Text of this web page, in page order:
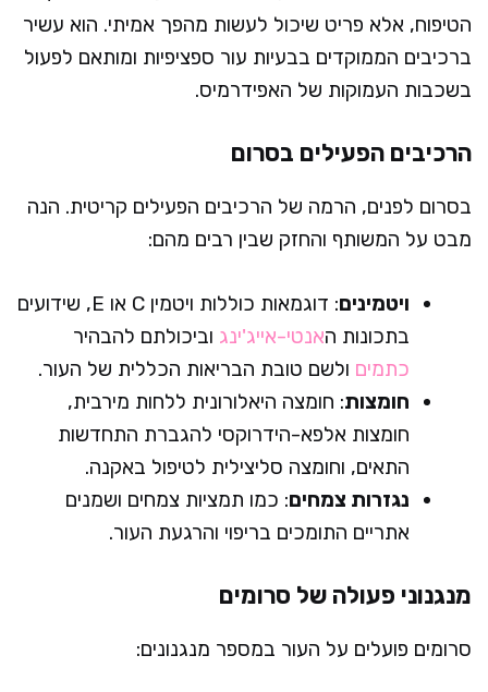
הטיפוח, אלא פריט שיכול לעשות מהפך אמיתי. הוא עשיר
ברכיבים הממוקדים בבעיות עור ספציפיות ומותאם לפעול
בשכבות העמוקות של האפידרמיס.
הרכיבים הפעילים בסרום
בסרום לפנים, הרמה של הרכיבים הפעילים קריטית. הנה
מבט על המשותף והחזק שבין רבים מהם:
ויטמינים
: דוגמאות כוללות ויטמין C או E, שידועים
בתכונות האנטי-אייג'ינג וביכולתם להבהיר
כתמים ולשם טובת הבריאות הכללית של העור.
חומצות: חומצה היאלורונית ללחות מירבית,
חומצות אלפא-הידרוקסי להגברת התחדשות
התאים, וחומצה סליצילית לטיפול באקנה.
נגזרות צמחים: כמו תמציות צמחים ושמנים
אתריים התומכים בריפוי והרגעת העור.
מנגנוני פעולה של סרומים
סרומים פועלים על העור במספר מנגנונים: